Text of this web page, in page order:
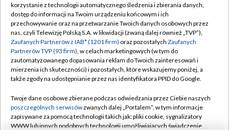
TVP
Abonament TVP
Emisja w TVP
Centrum informacji TVP
Naziemna Telewizja Cyfrowa
Rada Programowa
System NOS
Regulamin TVP
Polityka prywatności
Moje zgody
Pomoc
Kontakt
korzystanie z technologii automatycznego śledzenia i zbierania danych,
dostęp do informacji na Twoim urządzeniu końcowym i ich
przechowywanie oraz na przetwarzanie Twoich danych osobowych przez
nas, czyli Telewizję Polską S.A. w likwidacji (zwaną dalej również „TVP”),
Zaufanych Partnerów z IAB* (1201 firm) oraz pozostałych Zaufanych
Partnerów TVP (93 firm), w celach marketingowych (w tym do
zautomatyzowanego dopasowania reklam do Twoich zainteresowań i
mierzenia ich skuteczności) i pozostałych, które wskazujemy poniżej, a
także zgody na udostępnianie przez nas identyfikatora PPID do Google.
Twoje dane osobowe zbierane podczas odwiedzania przez Ciebie naszych
poszczególnych serwisówzwanych dalej „Portalem”, w tym informacje
zapisywane za pomocą technologii takich jak: pliki cookie, sygnalizatory
WWW lub innych podobnych technologii umożliwiających świadczenie